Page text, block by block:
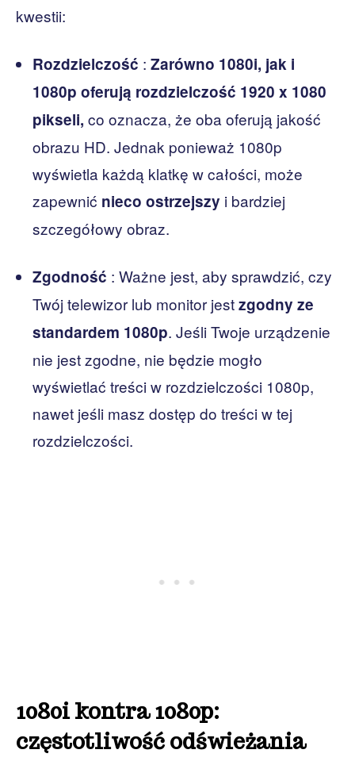
kwestii:
Rozdzielczość : Zarówno 1080i, jak i
1080p oferują rozdzielczość 1920 x 1080
pikseli, co oznacza, że ​​oba oferują jakość
obrazu HD. Jednak ponieważ 1080p
wyświetla każdą klatkę w całości, może
zapewnić nieco ostrzejszy i bardziej
szczegółowy obraz.
Zgodność : Ważne jest, aby sprawdzić, czy
Twój telewizor lub monitor jestzgodny ze
standardem 1080p. Jeśli Twoje urządzenie
nie jest zgodne, nie będzie mogło
wyświetlać treści w rozdzielczości 1080p,
nawet jeśli masz dostęp do treści w tej
rozdzielczości.
1080i kontra 1080p:
częstotliwość odświeżania